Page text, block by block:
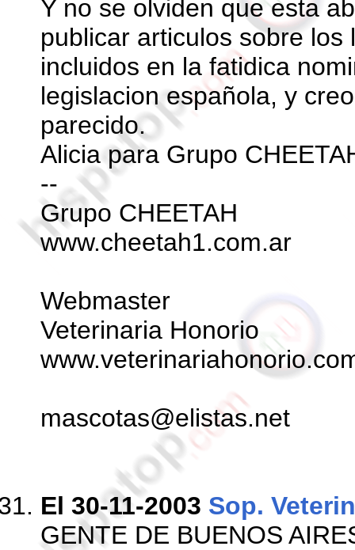
Y no se olviden que esta
publicar articulos sobre
incluidos en la fatidica
legislacion española, y
parecido.
Alicia para Grupo
--
Grupo CHEETAH
www.cheetah1.com.ar
Webmaster
Veterinaria Honorio
mascotas@elistas.net
El 30-11-2003 Sop.
GENTE DE BUENOS